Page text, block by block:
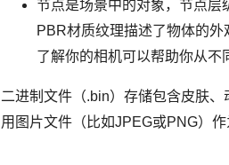
节点是场景中的对象，节点层
PBR材质纹理描述了物体的外
了解你的相机可以帮助你从不
二进制文件（.bin）存储包含皮肤
用图片文件（比如JPEG或PNG）作